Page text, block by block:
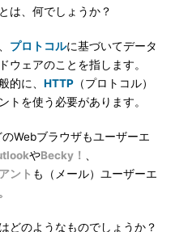
は、何でしょうか？
プロトコルに基づいてデータ
ウェアのことを指します。
的に、 HTTP （プロトコル）
トを使う必要があります。
のWebブラウザもユーザーエ
やBecky！
ント も（メール）ユーザーエ
どのようなものでしょうか？